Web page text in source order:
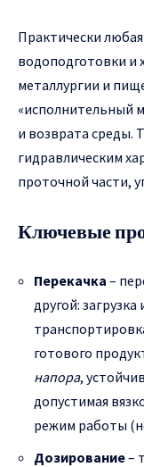
Практически
водоподготовки и
металлургии и
«исполнительный
и возврата среды.
гидравлическим
проточной части,
Ключевые
Перекачка –
другой:
готового
напора,
допустимая
режим работы
Дозирование–